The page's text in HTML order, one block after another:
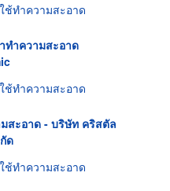
ช้ทำความสะอาด
ทำความสะอาด
ช้ทำความสะอาด
ะอาด - บริษัท คริสตัล
ด
ช้ทำความสะอาด